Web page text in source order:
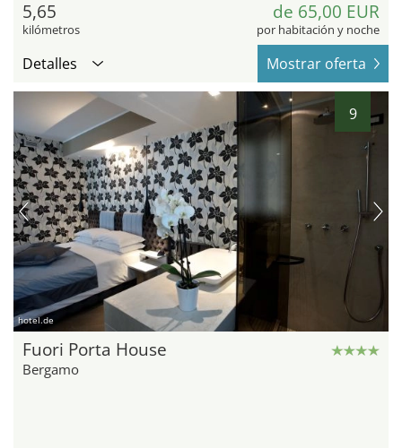
5,65
kilómetros
de 65,00 EUR
por habitación y noche
Detalles Mostrar oferta
9
hotel.de
Fuori Porta House
Bergamo